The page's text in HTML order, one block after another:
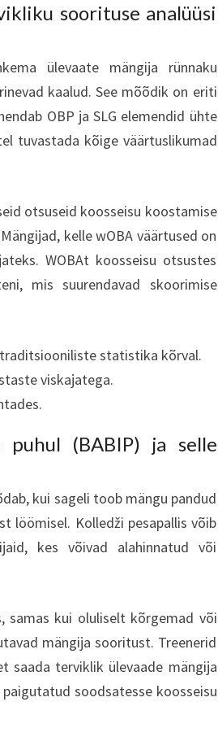
soorituse analüüsi
ülevaate mängija rünnaku
kaalud. See mõõdik on eriti
OBP ja SLG elemendid ühte
tuvastada kõige väärtuslikumad
otsuseid koosseisu koostamise
kelle wOBA väärtused on
WOBAt koosseisu otsustes
mis suurendavad skoorimise
statistika kõrval.
viskajatega.
puhul (BABIP) ja selle
kui sageli toob mängu pandud
löömisel. Kolledži pesapallis võib
kes võivad alahinnatud või
samas kui oluliselt kõrgemad või
mängija sooritust. Treenerid
saada terviklik ülevaade mängija
soodsatesse koosseisu